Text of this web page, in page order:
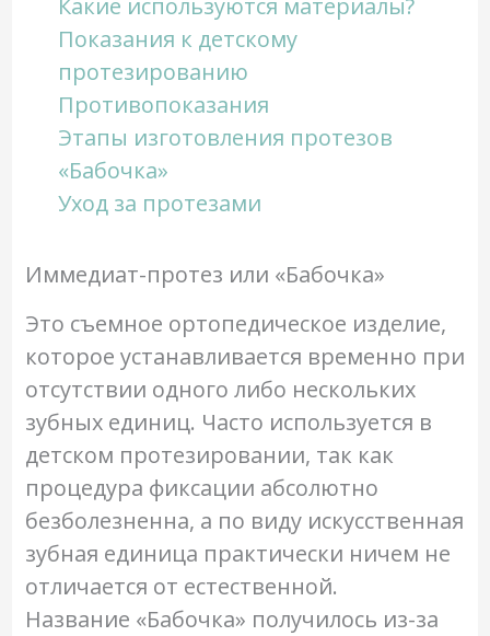
Какие используются материалы?
Показания к детскому
протезированию
Противопоказания
Этапы изготовления протезов
«Бабочка»
Уход за протезами
Иммедиат-протез или «Бабочка»
Это съемное ортопедическое изделие,
которое устанавливается временно при
отсутствии одного либо нескольких
зубных единиц. Часто используется в
детском протезировании, так как
процедура фиксации абсолютно
безболезненна, а по виду искусственная
зубная единица практически ничем не
отличается от естественной.
Название «Бабочка» получилось из-за